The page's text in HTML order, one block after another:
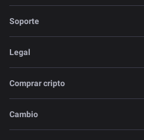
Soporte
Legal
Comprar cripto
Cambio